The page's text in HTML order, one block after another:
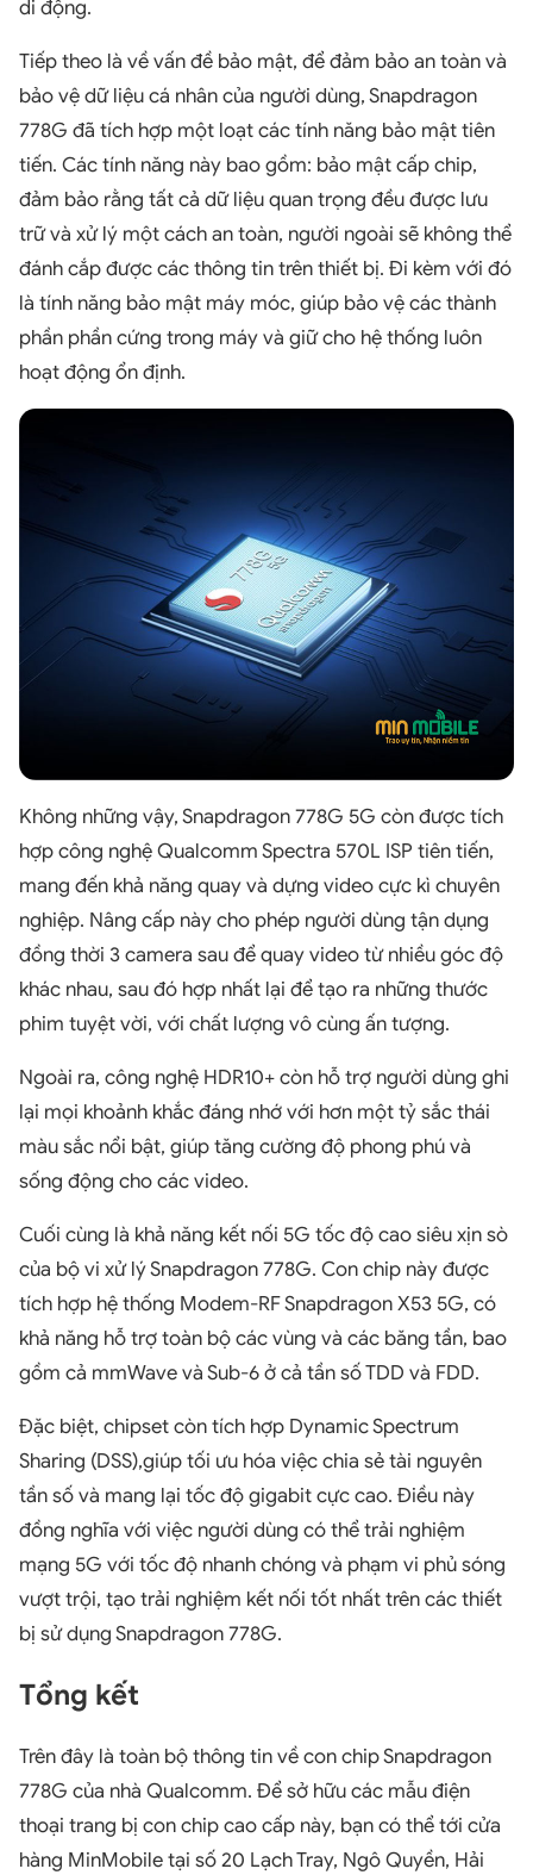
di động.
Tiếp theo là về vấn đề bảo mật, để đảm bảo an toàn và
bảo vệ dữ liệu cá nhân của người dùng, Snapdragon
778G đã tích hợp một loạt các tính năng bảo mật tiên
tiến. Các tính năng này bao gồm: bảo mật cấp chip,
đảm bảo rằng tất cả dữ liệu quan trọng đều được lưu
trữ và xử lý một cách an toàn, người ngoài sẽ không thể
đánh cắp được các thông tin trên thiết bị. Đi kèm với đó
là tính năng bảo mật máy móc, giúp bảo vệ các thành
phần phần cứng trong máy và giữ cho hệ thống luôn
hoạt động ổn định.
Không những vậy, Snapdragon 778G 5G còn được tích
hợp công nghệ Qualcomm Spectra 570L ISP tiên tiến,
mang đến khả năng quay và dựng video cực kì chuyên
nghiệp. Nâng cấp này cho phép người dùng tận dụng
đồng thời 3 camera sau để quay video từ nhiều góc độ
khác nhau, sau đó hợp nhất lại để tạo ra những thước
phim tuyệt vời, với chất lượng vô cùng ấn tượng.
Ngoài ra, công nghệ HDR10+ còn hỗ trợ người dùng ghi
lại mọi khoảnh khắc đáng nhớ với hơn một tỷ sắc thái
màu sắc nổi bật, giúp tăng cường độ phong phú và
sống động cho các video.
Cuối cùng là khả năng kết nối 5G tốc độ cao siêu xịn sò
của bộ vi xử lý Snapdragon 778G. Con chip này được
tích hợp hệ thống Modem-RF Snapdragon X53 5G, có
khả năng hỗ trợ toàn bộ các vùng và các băng tần, bao
gồm cả mmWave và Sub-6 ở cả tần số TDD và FDD.
Đặc biệt, chipset còn tích hợp Dynamic Spectrum
Sharing (DSS),giúp tối ưu hóa việc chia sẻ tài nguyên
tần số và mang lại tốc độ gigabit cực cao. Điều này
đồng nghĩa với việc người dùng có thể trải nghiệm
mạng 5G với tốc độ nhanh chóng và phạm vi phủ sóng
vượt trội, tạo trải nghiệm kết nối tốt nhất trên các thiết
bị sử dụng Snapdragon 778G.
Tổng kết
Trên đây là toàn bộ thông tin về con chip Snapdragon
778G của nhà Qualcomm. Để sở hữu các mẫu điện
thoại trang bị con chip cao cấp này, bạn có thể tới cửa
hàng MinMobile tại số 20 Lạch Tray, Ngô Quyền, Hải